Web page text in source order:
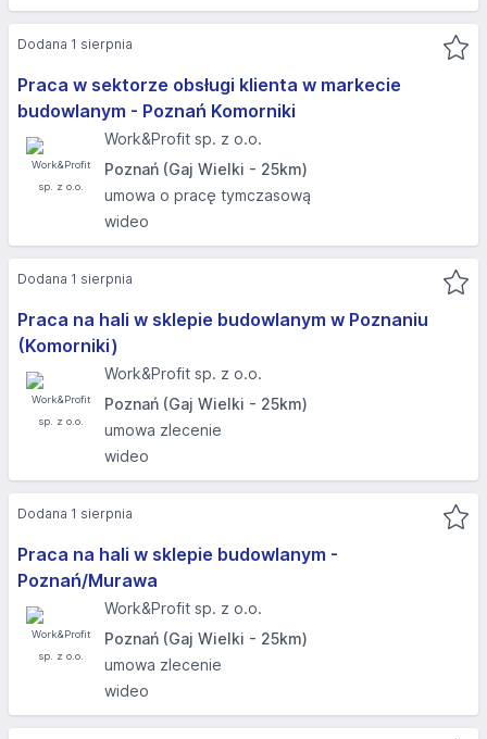
Praca w sektorze obsługi klienta w markecie
budowlanym - Poznań Komorniki
Work&Profit sp. z o.o.
Poznań (Gaj Wielki - 25km)
umowa o pracę tymczasową
wideo
Dodana 1 sierpnia
Praca na hali w sklepie budowlanym w Poznaniu
(Komorniki) ​
Work&Profit sp. z o.o.
Poznań (Gaj Wielki - 25km)
umowa zlecenie
wideo
Dodana 1 sierpnia
Praca na hali w sklepie budowlanym -
Poznań/Murawa
Work&Profit sp. z o.o.
Poznań (Gaj Wielki - 25km)
umowa zlecenie
wideo
Dodana 1 sierpnia